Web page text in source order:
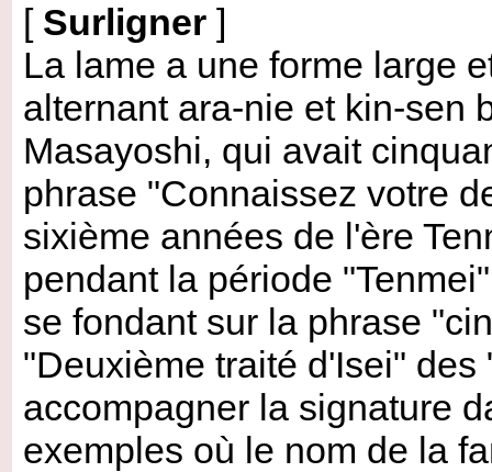
[ Surligner ]
La lame a une forme large
alternant ara-nie et kin-sen
Masayoshi, qui avait
phrase "Connaissez votre
sixième années de l'ère
pendant la période
se fondant sur la phrase
"Deuxième traité d'Isei"
accompagner la signature
exemples où le nom de la